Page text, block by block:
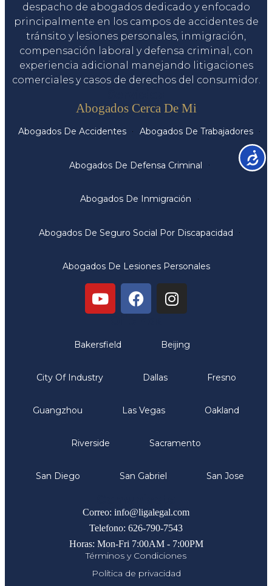
despacho de abogados dedicado y enfocado
principalmente en los campos de accidentes de
tránsito y lesiones personales, inmigración,
compensación laboral y defensa criminal, con
experiencia adicional manejando litigaciones
comerciales y casos de derechos del consumidor.
Abogados Cerca De Mi
Abogados De Accidentes Abogados De Trabajadores
Abogados De Defensa Criminal
Abogados De Inmigración
Abogados De Seguro Social Por Discapacidad
Abogados De Lesiones Personales
Bakersfield Beijing
City Of Industry Dallas Fresno
Guangzhou Las Vegas Oakland
Riverside Sacramento
San Diego San Gabriel San Jose
Correo: info@ligalegal.com
Telefono: 626-790-7543
Horas: Mon-Fri 7:00AM - 7:00PM
Términos y Condiciones
Política de privacidad